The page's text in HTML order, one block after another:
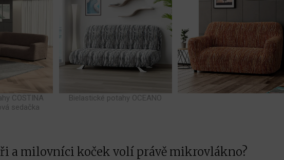
COSTINA
sedačka
Bielastické potahy OCEANO
a milovníci koček volí právě mikrovlákno?